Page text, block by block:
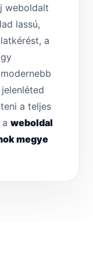
weboldalt
lassú,
a
a teljes
weboldal
megye